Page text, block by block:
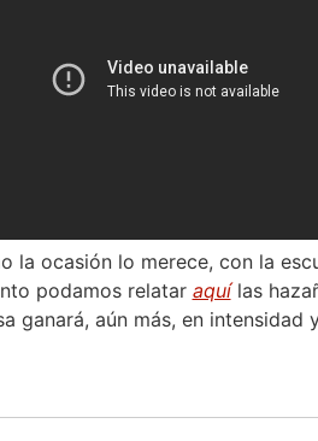
la ocasión lo merece, con la
podamos relatar aquílas
ganará, aún más, en intensidad